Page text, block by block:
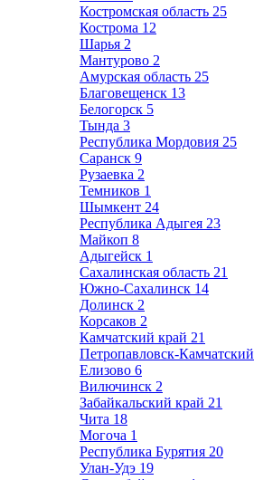
Костромская область 25
Кострома 12
Шарья 2
Мантурово 2
Амурская область 25
Благовещенск 13
Белогорск 5
Тында 3
Республика Мордовия 25
Саранск 9
Рузаевка 2
Темников 1
Шымкент 24
Республика Адыгея 23
Майкоп 8
Адыгейск 1
Сахалинская область 21
Южно-Сахалинск 14
Долинск 2
Корсаков 2
Камчатский край 21
Петропавловск-Камчатский
Елизово 6
Вилючинск 2
Забайкальский край 21
Чита 18
Могоча 1
Республика Бурятия 20
Улан-Удэ 19